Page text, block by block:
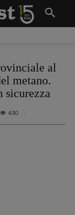
al
metano.
sicurezza
430